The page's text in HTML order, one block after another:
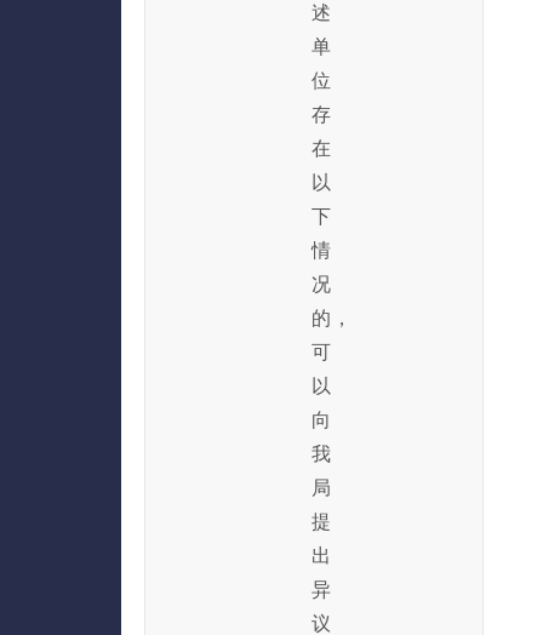
述
单
位
存
在
以
下
情
况
的，
可
以
向
我
局
提
出
异
议